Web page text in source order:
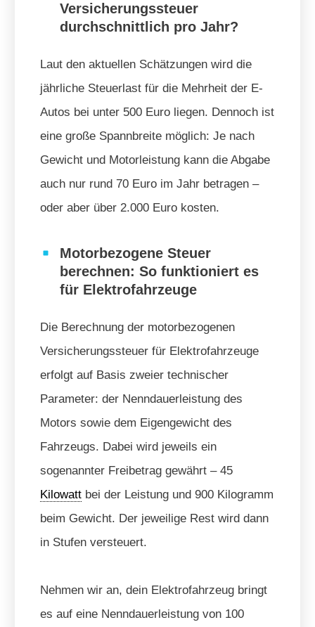
Versicherungssteuer
durchschnittlich pro Jahr?
Laut den aktuellen Schätzungen wird die
jährliche Steuerlast für die Mehrheit der E-
Autos bei unter 500 Euro liegen. Dennoch ist
eine große Spannbreite möglich: Je nach
Gewicht und Motorleistung kann die Abgabe
auch nur rund 70 Euro im Jahr betragen –
oder aber über 2.000 Euro kosten.
Motorbezogene Steuer
berechnen: So funktioniert es
für Elektrofahrzeuge
Die Berechnung der motorbezogenen
Versicherungssteuer für Elektrofahrzeuge
erfolgt auf Basis zweier technischer
Parameter: der Nenndauerleistung des
Motors sowie dem Eigengewicht des
Fahrzeugs. Dabei wird jeweils ein
sogenannter Freibetrag gewährt – 45
Kilowatt bei der Leistung und 900 Kilogramm
beim Gewicht. Der jeweilige Rest wird dann
in Stufen versteuert.
Nehmen wir an, dein Elektrofahrzeug bringt
es auf eine Nenndauerleistung von 100